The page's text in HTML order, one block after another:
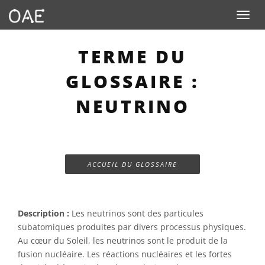
Toggle
TERME DU
GLOSSAIRE :
NEUTRINO
ACCUEIL DU GLOSSAIRE
Description : Les neutrinos sont des particules
subatomiques produites par divers processus physiques.
Au cœur du Soleil, les neutrinos sont le produit de la
fusion nucléaire. Les réactions nucléaires et les fortes